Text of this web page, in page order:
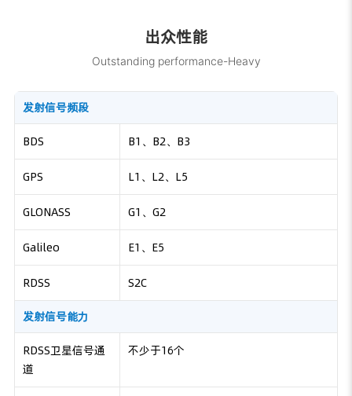
出众性能
Outstanding performance-Heavy
发射信号频段
BDS B1、B2、B3
GPS L1、L2、L5
GLONASS G1、G2
Galileo E1、E5
RDSS S2C
发射信号能力
RDSS卫星信号通
道
不少于16个